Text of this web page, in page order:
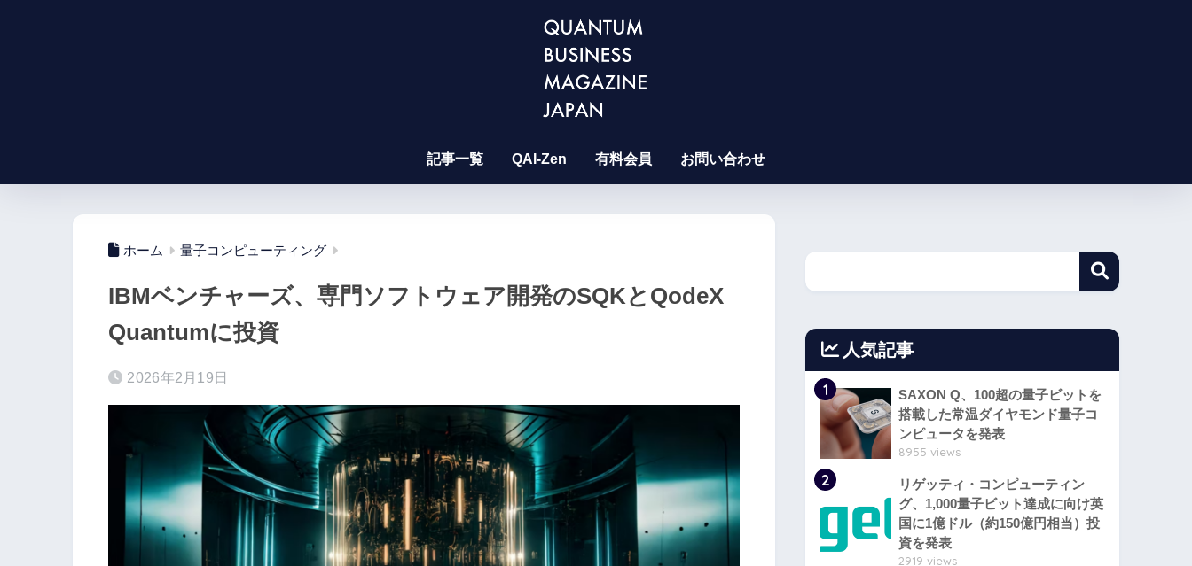
記事一覧 QAI-Zen 有料会員 お問い合わせ
ホーム 量子コンピューティング
IBMベンチャーズ、専門ソフトウェア開発のSQKとQodeX
Quantumに投資
2026年2月19日
人気記事
1
SAXON Q、100超の量子ビットを
搭載した常温ダイヤモンド量子コ
ンピュータを発表
8955 views
2
リゲッティ・コンピューティン
グ、1,000量子ビット達成に向け英
国に1億ドル（約150億円相当）投
資を発表
2919 views